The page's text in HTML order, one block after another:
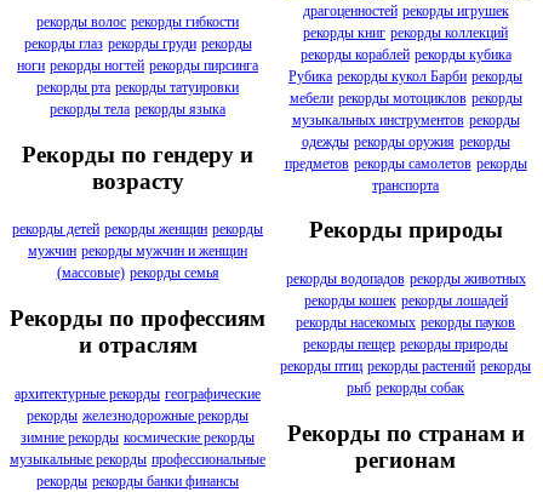
рекорды волос рекорды гибкости
рекорды глаз рекорды груди рекорды
ноги рекорды ногтей рекорды пирсинга
рекорды рта рекорды татуировки
рекорды тела рекорды языка
Рекорды по гендеру и
возрасту
рекорды детей рекорды женщин рекорды
мужчин рекорды мужчин и женщин
(массовые) рекорды семья
Рекорды по профессиям
и отраслям
архитектурные рекорды географические
рекорды железнодорожные рекорды
зимние рекорды космические рекорды
музыкальные рекорды профессиональные
рекорды рекорды банки финансы
драгоценностей рекорды игрушек
рекорды книг рекорды коллекций
рекорды кораблей рекорды кубика
Рубика рекорды кукол Барби рекорды
мебели рекорды мотоциклов рекорды
музыкальных инструментов рекорды
одежды рекорды оружия рекорды
предметов рекорды самолетов рекорды
транспорта
Рекорды природы
рекорды водопадов рекорды животных
рекорды кошек рекорды лошадей
рекорды насекомых рекорды пауков
рекорды пещер рекорды природы
рекорды птиц рекорды растений рекорды
рыб рекорды собак
Рекорды по странам и
регионам